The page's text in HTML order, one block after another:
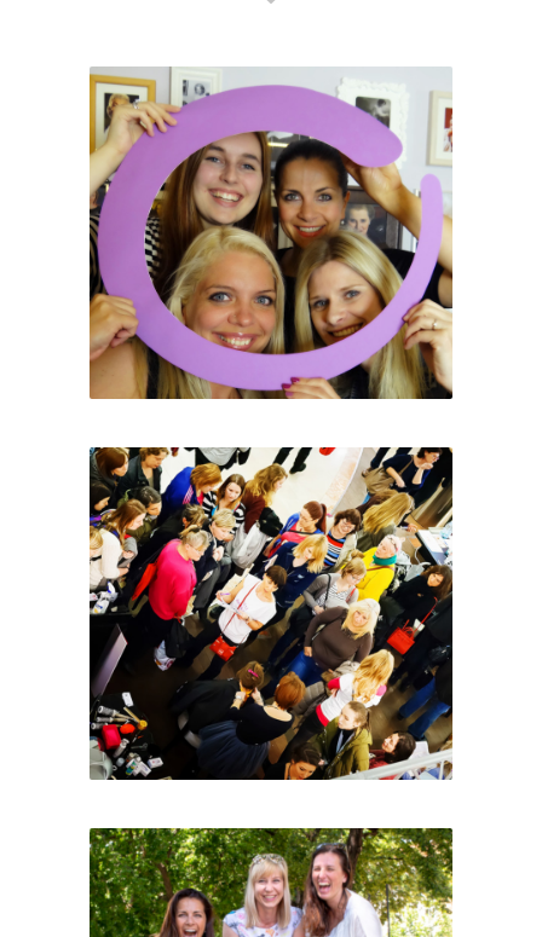
Ženy s.r.o.
Den, kdy se mám ráda